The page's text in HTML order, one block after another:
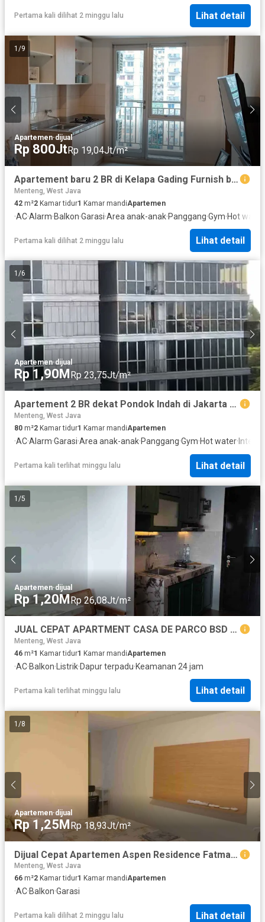
dan bandara, Apartemen Ciputra International menjadi pilihan
tepat untuk: - Hunian profesional - Ekspatriat - Investasi properti
Jakarta Barat
Pertama kali dilihat 2 minggu lalu Lihat detail
1 /9
Apartemen·dijual
Rp 800JtRp 19,04Jt/m²
Apartement baru 2 BR di Kelapa Gading Furnish bayar 2,5 juta siap huni
Menteng, West Java
42 m²2 Kamar tidur1 Kamar mandiApartemen
·AC·Alarm·Balkon·Garasi·Area anak-anak·Panggang·Gym·Hot water
Pertama kali dilihat 2 minggu lalu Lihat detail
1 /6
Apartemen·dijual
Rp 1,90MRp 23,75Jt/m²
Apartement 2 BR dekat Pondok Indah di Jakarta Selatan tanpa DP
Menteng, West Java
80 m²2 Kamar tidur1 Kamar mandiApartemen
·AC·Alarm·Garasi·Area anak-anak·Panggang·Gym·Hot water·
Pertama kali terlihat minggu lalu Lihat detail
1 /5
Apartemen·dijual
Rp 1,20MRp 26,08Jt/m²
JUAL CEPAT APARTMENT CASA DE PARCO BSD tipe mezzanine
Menteng, West Java
46 m²1 Kamar tidur1 Kamar mandiApartemen
·AC·Balkon· Listrik·Dapur terpadu·Keamanan 24 jam
Pertama kali terlihat minggu lalu Lihat detail
1 /8
Apartemen·dijual
Rp 1,25MRp 18,93Jt/m²
Dijual Cepat Apartemen Aspen Residence Fatmawati
Menteng, West Java
66 m²2 Kamar tidur1 Kamar mandiApartemen
·AC·Balkon·Garasi
Pertama kali dilihat 2 minggu lalu Lihat detail